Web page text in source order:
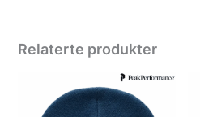
Relaterte produkter